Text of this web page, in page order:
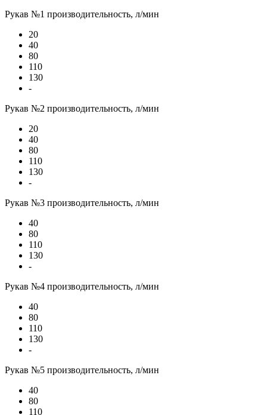
Рукав №1 производительность, л/мин
20
40
80
110
130
-
Рукав №2 производительность, л/мин
20
40
80
110
130
-
Рукав №3 производительность, л/мин
40
80
110
130
-
Рукав №4 производительность, л/мин
40
80
110
130
-
Рукав №5 производительность, л/мин
40
80
110